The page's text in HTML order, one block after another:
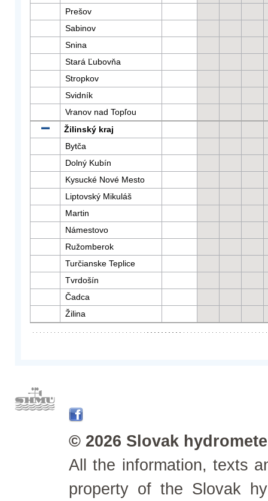
Prešov
Sabinov
Snina
Stará Ľubovňa
Stropkov
Svidník
Vranov nad Topľou
Žilinský kraj
Bytča
Dolný Kubín
Kysucké Nové Mesto
Liptovský Mikuláš
Martin
Námestovo
Ružomberok
Turčianske Teplice
Tvrdošín
Čadca
Žilina
© 2026 Slovak
All the information, texts
property of the Slovak